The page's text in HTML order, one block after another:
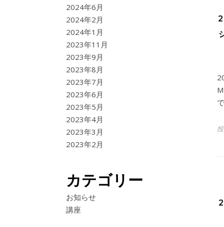
2024年6月
2024年2月
2024年1月
2023年11月
2023年9月
2023年8月
2023年7月
2023年6月
2023年5月
2023年4月
2023年3月
2023年2月
カテゴリー
お知らせ
講座